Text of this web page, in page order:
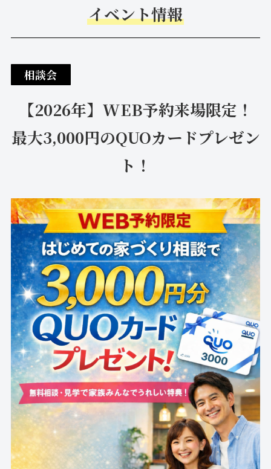
イベント情報
相談会
【2026年】WEB予約来場限定！
最大3,000円のQUOカードプレゼン
ト！